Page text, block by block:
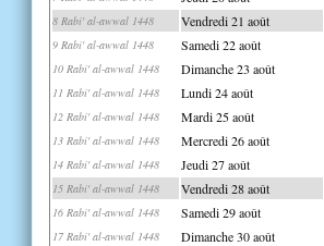
8 Rabi' al-awwal 1448 Vendredi 21 août
9 Rabi' al-awwal 1448 Samedi 22 août
10 Rabi' al-awwal 1448 Dimanche 23 août
11 Rabi' al-awwal 1448 Lundi 24 août
12 Rabi' al-awwal 1448 Mardi 25 août
13 Rabi' al-awwal 1448 Mercredi 26 août
14 Rabi' al-awwal 1448 Jeudi 27 août
15 Rabi' al-awwal 1448 Vendredi 28 août
16 Rabi' al-awwal 1448 Samedi 29 août
17 Rabi' al-awwal 1448 Dimanche 30 août